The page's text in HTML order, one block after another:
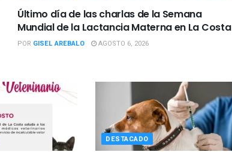
Último día de las charlas de la Semana
Mundial de la Lactancia Materna en La Costa
POR GISEL AREBALO AGOSTO 6, 2026
DESTACADO